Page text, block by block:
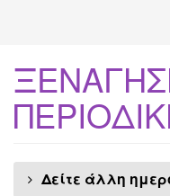
Δείτε άλλη